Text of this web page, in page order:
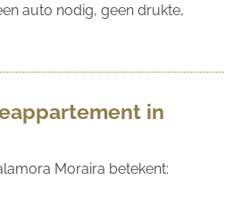
auto nodig, geen drukte,
in
Moraira betekent: